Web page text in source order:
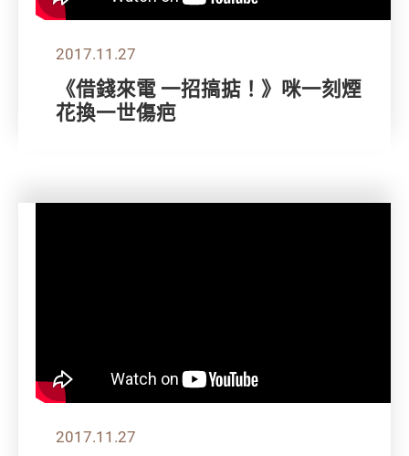
2017.11.27
《借錢來電 一招搞掂！》咪一刻煙
花換一世傷疤
2017.11.27